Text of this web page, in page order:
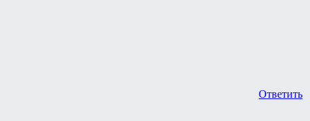
Ответить